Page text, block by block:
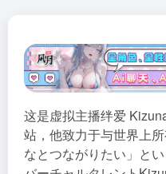
这是虚拟主播绊爱
站，他致力于与世界上
なとつながりたい」と